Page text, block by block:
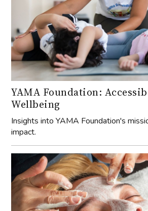
YAMA Foundation:
Wellbeing
Insights into YAMA Foundation's
impact.